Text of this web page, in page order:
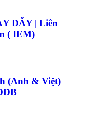
DẪY | Liên
( IEM)
(Anh & Việt)